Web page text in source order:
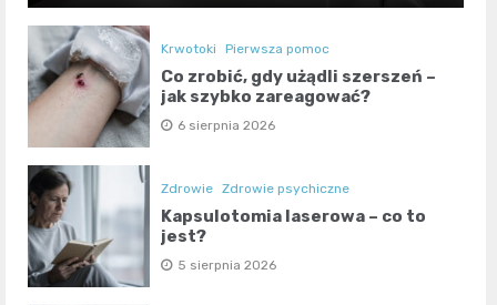
Krwotoki Pierwsza pomoc
Co zrobić, gdy użądli szerszeń –
jak szybko zareagować?
6 sierpnia 2026
Zdrowie Zdrowie psychiczne
Kapsulotomia laserowa – co to
jest?
5 sierpnia 2026